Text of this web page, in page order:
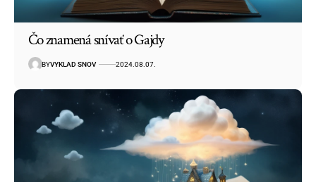
Čo znamená snívať o Gajdy
BYVYKLAD SNOV 2024.08.07.